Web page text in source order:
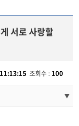
서로 사랑할
조회수 : 100